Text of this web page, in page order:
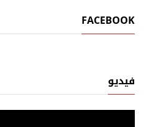
FACEBOOK
فيديو